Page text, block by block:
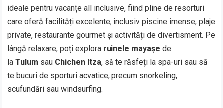
ideale pentru vacanțe all inclusive, fiind pline de resorturi
care oferă facilități excelente, inclusiv piscine imense, plaje
private, restaurante gourmet și activități de divertisment. Pe
lângă relaxare, poți explora ruinele mayașe de
laTulum sau Chichen Itza, să te răsfeți la spa-uri sau să
te bucuri de sporturi acvatice, precum snorkeling,
scufundări sau windsurfing.